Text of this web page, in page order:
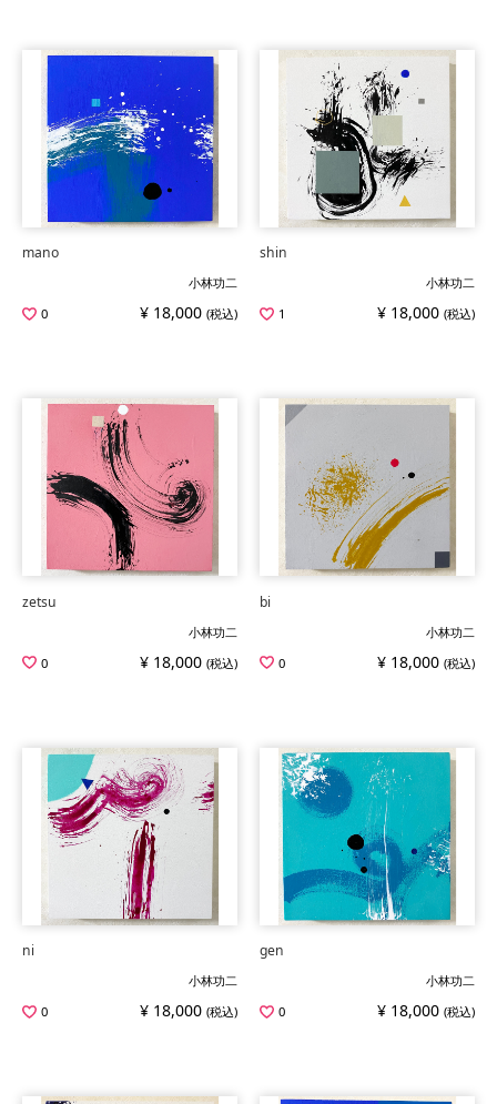
mano
小林功二
0
¥ 18,000 (税込)
shin
小林功二
1
¥ 18,000 (税込)
zetsu
小林功二
0
¥ 18,000 (税込)
bi
小林功二
0
¥ 18,000 (税込)
ni
小林功二
0
¥ 18,000 (税込)
gen
小林功二
0
¥ 18,000 (税込)